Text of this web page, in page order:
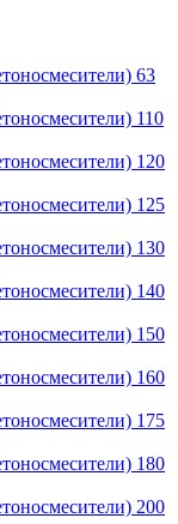
63
110
120
125
130
140
150
160
175
180
200